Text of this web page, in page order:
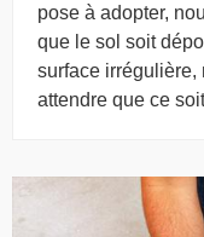
pose à adopter,
que le sol soit
surface irrégulière,
attendre que ce